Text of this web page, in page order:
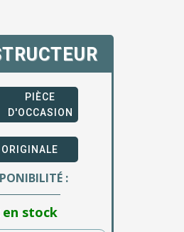
PIÈCE
D'OCCASION
ORIGINALE
:
en stock